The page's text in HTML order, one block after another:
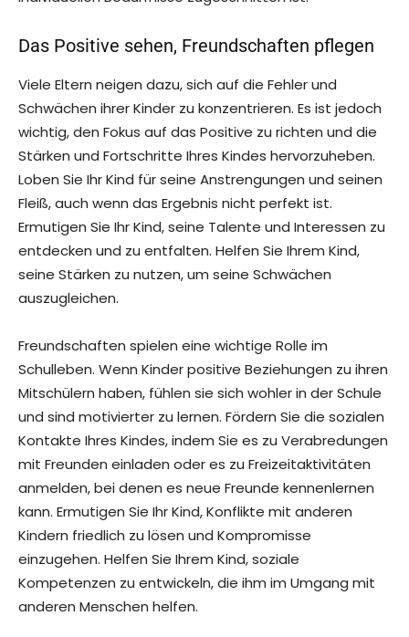
Das Positive sehen, Freundschaften pflegen
Viele Eltern neigen dazu, sich auf die Fehler und
Schwächen ihrer Kinder zu konzentrieren. Es ist jedoch
wichtig, den Fokus auf das Positive zu richten und die
Stärken und Fortschritte Ihres Kindes hervorzuheben.
Loben Sie Ihr Kind für seine Anstrengungen und seinen
Fleiß, auch wenn das Ergebnis nicht perfekt ist.
Ermutigen Sie Ihr Kind, seine Talente und Interessen zu
entdecken und zu entfalten. Helfen Sie Ihrem Kind,
seine Stärken zu nutzen, um seine Schwächen
auszugleichen.
Freundschaften spielen eine wichtige Rolle im
Schulleben. Wenn Kinder positive Beziehungen zu ihren
Mitschülern haben, fühlen sie sich wohler in der Schule
und sind motivierter zu lernen. Fördern Sie die sozialen
Kontakte Ihres Kindes, indem Sie es zu Verabredungen
mit Freunden einladen oder es zu Freizeitaktivitäten
anmelden, bei denen es neue Freunde kennenlernen
kann. Ermutigen Sie Ihr Kind, Konflikte mit anderen
Kindern friedlich zu lösen und Kompromisse
einzugehen. Helfen Sie Ihrem Kind, soziale
Kompetenzen zu entwickeln, die ihm im Umgang mit
anderen Menschen helfen.